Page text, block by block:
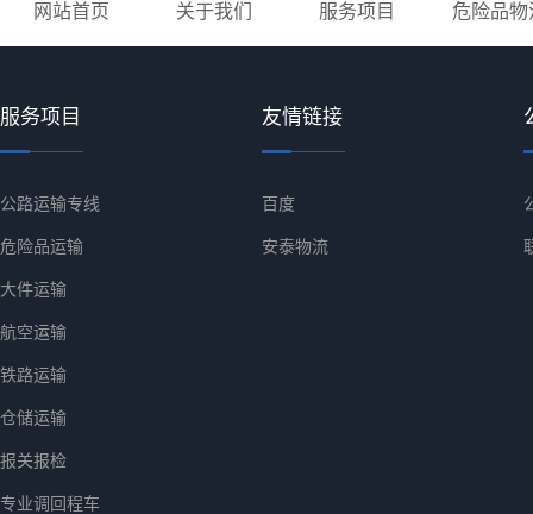
网站首页 关于我们 服务项目 危险品物
服务项目
公路运输专线
危险品运输
大件运输
航空运输
铁路运输
仓储运输
报关报检
专业调回程车
友情链接
百度
安泰物流